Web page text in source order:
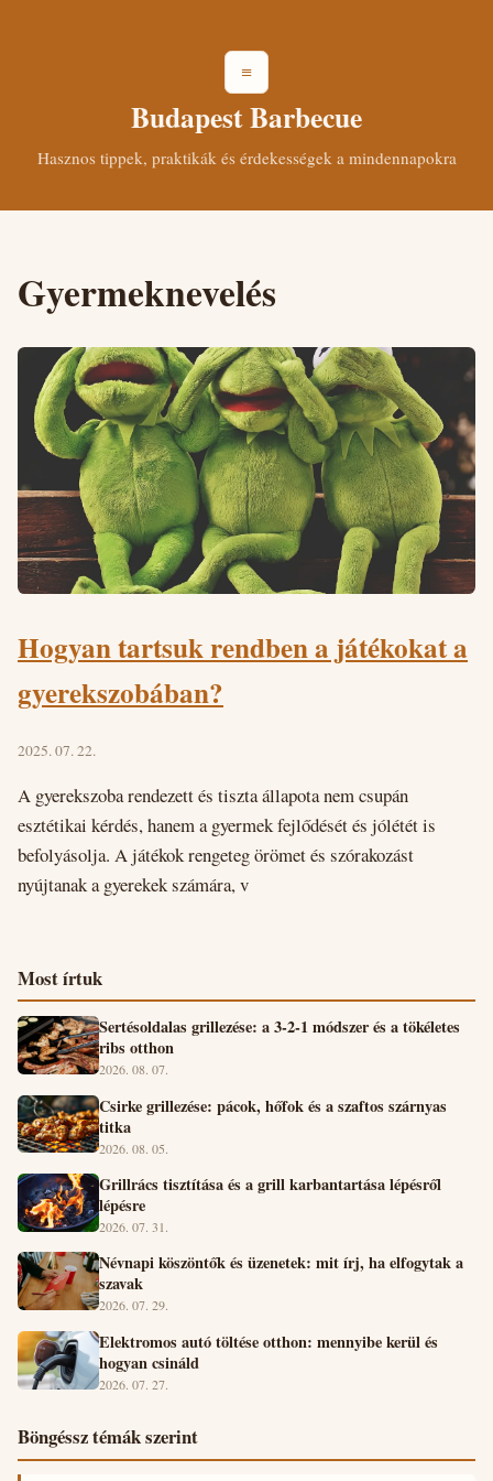
≡
Budapest Barbecue
Hasznos tippek, praktikák és érdekességek a mindennapokra
Gyermeknevelés
Hogyan tartsuk rendben a játékokat a
gyerekszobában?
2025. 07. 22.
A gyerekszoba rendezett és tiszta állapota nem csupán
esztétikai kérdés, hanem a gyermek fejlődését és jólétét is
befolyásolja. A játékok rengeteg örömet és szórakozást
nyújtanak a gyerekek számára, v
Most írtuk
Sertésoldalas grillezése: a 3-2-1 módszer és a tökéletes
ribs otthon
2026. 08. 07.
Csirke grillezése: pácok, hőfok és a szaftos szárnyas
titka
2026. 08. 05.
Grillrács tisztítása és a grill karbantartása lépésről
lépésre
2026. 07. 31.
Névnapi köszöntők és üzenetek: mit írj, ha elfogytak a
szavak
2026. 07. 29.
Elektromos autó töltése otthon: mennyibe kerül és
hogyan csináld
2026. 07. 27.
Böngéssz témák szerint